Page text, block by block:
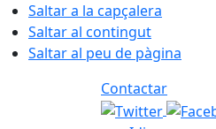
Saltar a la capçalera
Saltar al contingut
Saltar al peu de pàgina
Contactar